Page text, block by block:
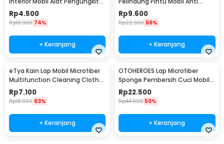
Set 4 PCS - AA16
Rp4.500
Rp16.900 74%
+ Keranjang
Gores 8 PCS - HT-001
Rp9.600
Rp22.900 59%
+ Keranjang
eTya Kain Lap Mobil Microfiber
Multifunction Cleaning Cloth
30x39cm - H-10
Rp7.100
Rp18.900 63%
+ Keranjang
OTOHEROES Lap Microfiber
Sponge Pembersih Cuci Mobil
Motor - TP266
Rp22.500
Rp44.900 50%
+ Keranjang